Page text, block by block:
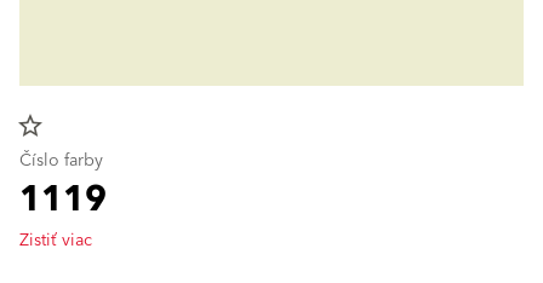
star_border
Číslo farby
1119
Zistiť viac